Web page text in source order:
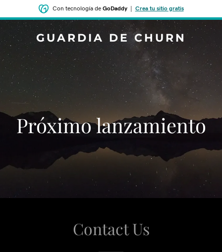
Con tecnología de GoDaddy| Crea tu sitio gratis
GUARDIA DE CHURN
‌‌Próximo lanzamiento
Contact Us